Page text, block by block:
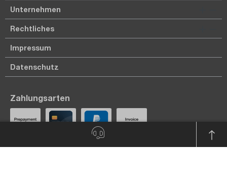
Unternehmen
Rechtliches
Impressum
Datenschutz
Zahlungsarten